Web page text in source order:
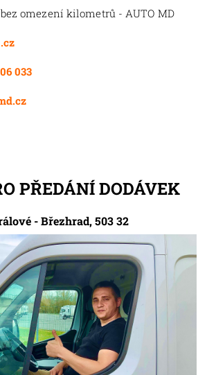
omezení kilometrů - AUTO MD
033
PŘEDÁNÍ DODÁVEK
- Březhrad, 503 32